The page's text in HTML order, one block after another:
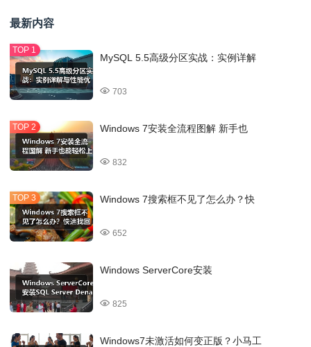
最新内容
MySQL 5.5高级分区实战：实例详解
703
Windows 7安装全流程图解 新手也
832
Windows 7搜索框不见了怎么办？快
652
Windows ServerCore安装
825
Windows7未激活如何变正版？小马工